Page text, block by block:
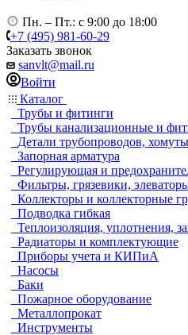
Пн. – Пт.: с 9:00 до 18:00
+7 (495) 981-60-29
Заказать звонок
sanvlt@mail.ru
Войти
Каталог
Трубы и фитинги
Трубы канализационные и
Детали трубопроводов,
Запорная арматура
Регулирующая и
Фильтры, грязевики,
Коллекторы и коллекторные
Подводка гибкая
Теплоизоляция, уплотнения,
Радиаторы и комплектующие
Приборы учета и КИПиА
Насосы
Баки
Пожарное оборудование
Металлопрокат
Инструменты